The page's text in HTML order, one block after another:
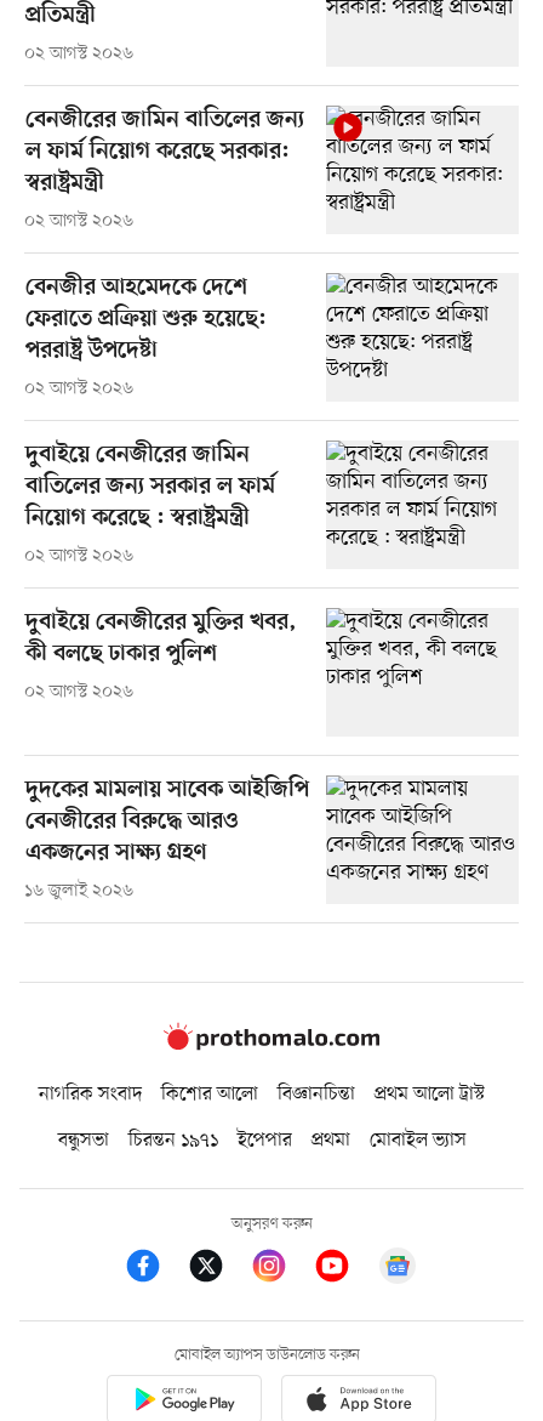
প্রতিমন্ত্রী
০২ আগস্ট ২০২৬
বেনজীরের জামিন বাতিলের জন্য
ল ফার্ম নিয়োগ করেছে সরকার:
স্বরাষ্ট্রমন্ত্রী
০২ আগস্ট ২০২৬
বেনজীর আহমেদকে দেশে
ফেরাতে প্রক্রিয়া শুরু হয়েছে:
পররাষ্ট্র উপদেষ্টা
০২ আগস্ট ২০২৬
দুবাইয়ে বেনজীরের জামিন
বাতিলের জন্য সরকার ল ফার্ম
নিয়োগ করেছে : স্বরাষ্ট্রমন্ত্রী
০২ আগস্ট ২০২৬
দুবাইয়ে বেনজীরের মুক্তির খবর,
কী বলছে ঢাকার পুলিশ
০২ আগস্ট ২০২৬
দুদকের মামলায় সাবেক আইজিপি
বেনজীরের বিরুদ্ধে আরও
একজনের সাক্ষ্য গ্রহণ
১৬ জুলাই ২০২৬
নাগরিক সংবাদ কিশোর আলো বিজ্ঞানচিন্তা
প্রথম আলো ট্রাস্ট
বন্ধুসভা
চিরন্তন ১৯৭১ ইপেপার প্রথমা মোবাইল ভ্যাস
অনুসরণ করুন
মোবাইল অ্যাপস ডাউনলোড করুন